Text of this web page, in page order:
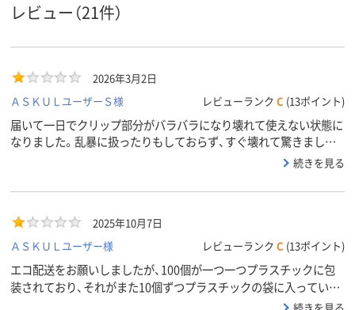
レビュー（21件）
2026年3月2日
ＡＳＫＵＬユーザーＳ様
レビューランク C (13ポイント)
届いて一日でクリップ部分がバラバラになり壊れて使えない状態に
なりました。乱暴に扱ったりもしておらず、すぐ壊れて驚きました。
続きを見る
2025年10月7日
ＡＳＫＵＬユーザー様
レビューランク C (13ポイント)
エコ配送をお願いしましたが、100個が一つ一つプラスチックに包
装されており、それがまた10個ずつプラスチックの袋に入っていて
衝撃でした。環境保護、気候変動危機対応のため、資源とビニールか